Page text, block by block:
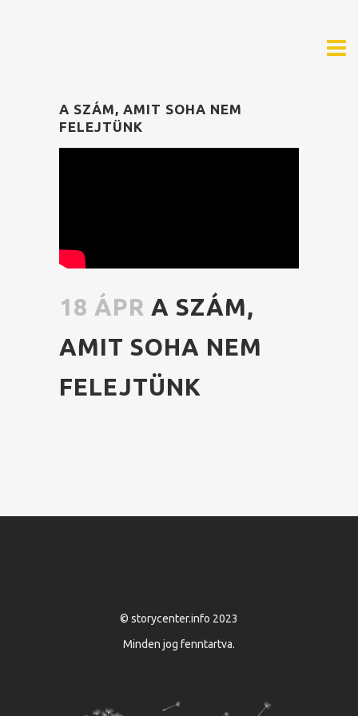
A SZÁM, AMIT SOHA NEM
FELEJTÜNK
18 ÁPR A SZÁM,
AMIT SOHA NEM
FELEJTÜNK
© storycenter.info 2023
Minden jog fenntartva.